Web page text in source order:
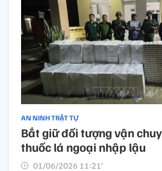
AN NINH TRẬT TỰ
Bắt giữ đối tượng vận
thuốc lá ngoại nhập lậu
01/06/2026 11:21’